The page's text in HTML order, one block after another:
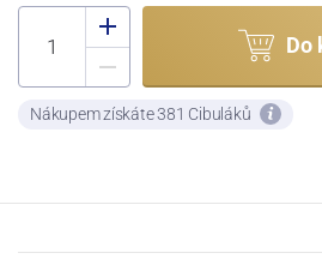
Do
Nákupem získáte 381 Cibuláků